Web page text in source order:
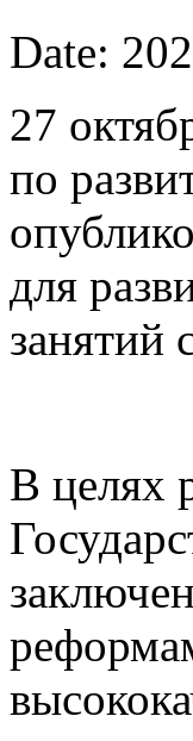
Date:
27
по
для
занятий
В целях